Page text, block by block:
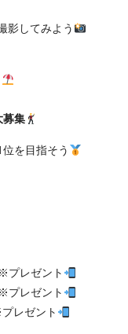
影してみよう
募集
を目指そう
プレゼント
プレゼント
レゼント